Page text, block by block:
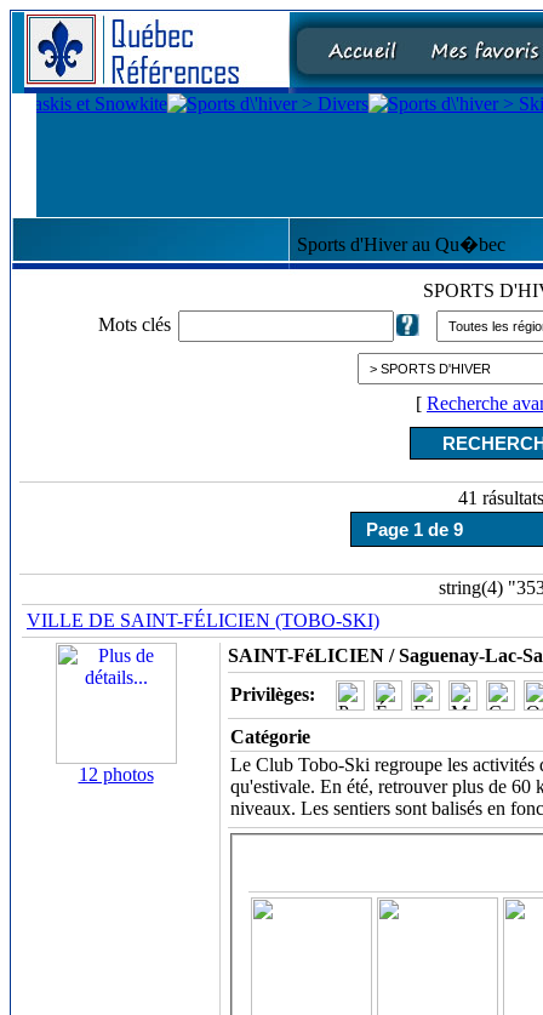
Sports d'Hiver au Qu�bec
SPORTS
Mots clés
[ Recherche
41 rásultats
string(4)
VILLE DE SAINT-FÉLICIEN (TOBO-SKI)
12 photos
SAINT-FéLICIEN / Saguenay-Lac-
Privilèges:
Catégorie
Le Club Tobo-Ski regroupe les activités
qu'estivale. En été, retrouver plus de 60
niveaux. Les sentiers sont balisés en